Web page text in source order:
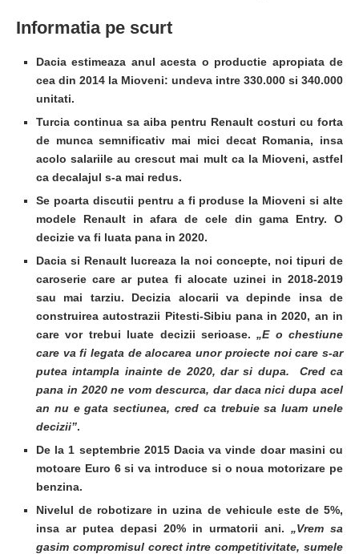
Informatia pe scurt
Dacia estimeaza anul acesta o productie apropiata de
cea din 2014 la Mioveni: undeva intre 330.000 si 340.000
unitati.
Turcia continua sa aiba pentru Renault costuri cu forta
de munca semnificativ mai mici decat Romania, insa
acolo salariile au crescut mai mult ca la Mioveni, astfel
ca decalajul s-a mai redus.
Se poarta discutii pentru a fi produse la Mioveni si alte
modele Renault in afara de cele din gama Entry. O
decizie va fi luata pana in 2020.
Dacia si Renault lucreaza la noi concepte, noi tipuri de
caroserie care ar putea fi alocate uzinei in 2018-2019
sau mai tarziu. Decizia alocarii va depinde insa de
construirea autostrazii Pitesti-Sibiu pana in 2020, an in
care vor trebui luate decizii serioase.„E o chestiune
care va fi legata de alocarea unor proiecte noi care s-ar
putea intampla inainte de 2020, dar si dupa. Cred ca
pana in 2020 ne vom descurca, dar daca nici dupa acel
an nu e gata sectiunea, cred ca trebuie sa luam unele
decizii”.
De la 1 septembrie 2015 Dacia va vinde doar masini cu
motoare Euro 6 si va introduce si o noua motorizare pe
benzina.
Nivelul de robotizare in uzina de vehicule este de 5%,
insa ar putea depasi 20% in urmatorii ani. „Vrem sa
gasim compromisul corect intre competitivitate, sumele